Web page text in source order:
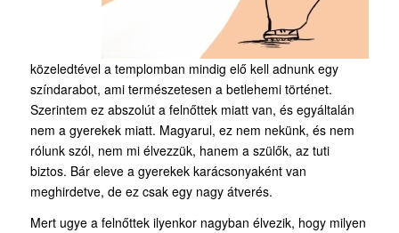
közeledtével a templomban mindig elő kell adnunk egy
színdarabot, ami természetesen a betlehemi történet.
Szerintem ez abszolút a felnőttek miatt van, és egyáltalán
nem a gyerekek miatt. Magyarul, ez nem nekünk, és nem
rólunk szól, nem mi élvezzük, hanem a szülők, az tuti
biztos. Bár eleve a gyerekek karácsonyaként van
meghirdetve, de ez csak egy nagy átverés.
Mert ugye a felnőttek ilyenkor nagyban élvezik, hogy milyen